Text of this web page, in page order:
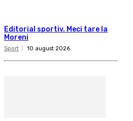
Editorial sportiv. Meci tare la
Moreni
Sport 10 august 2026